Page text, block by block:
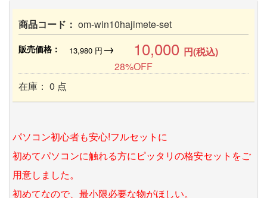
商品コード： om-win10hajimete-set
販売価格： 13,980円→ 10,000 円(税込)
28%OFF
在庫： 0 点
パソコン初心者も安心!フルセットに
初めてパソコンに触れる方にピッタリの格安セットをご
用意しました。
初めてなので、最小限必要な物がほしい。